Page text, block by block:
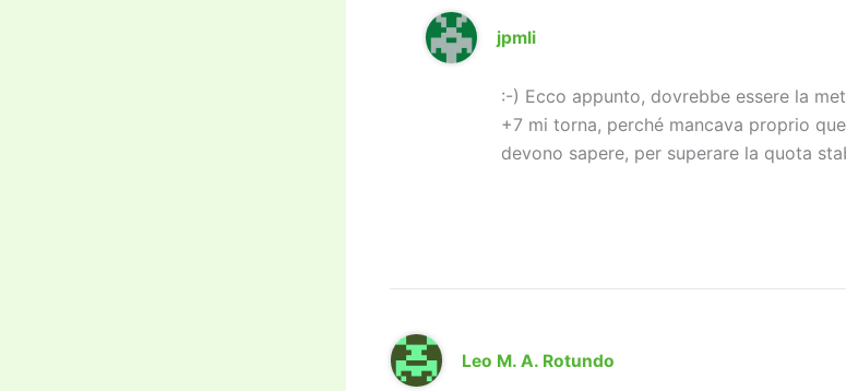
jpmli
:-) Ecco appunto, dovrebbe essere la
+7 mi torna, perché mancava proprio
devono sapere, per superare la quota
Leo M. A. Rotundo